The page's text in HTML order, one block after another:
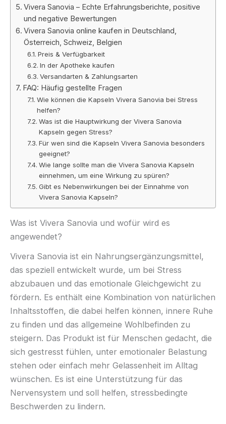
Vivera Sanovia – Echte Erfahrungsberichte, positive
und negative Bewertungen
Vivera Sanovia online kaufen in Deutschland,
Österreich, Schweiz, Belgien
Preis & Verfügbarkeit
In der Apotheke kaufen
Versandarten & Zahlungsarten
FAQ: Häufig gestellte Fragen
Wie können die Kapseln Vivera Sanovia bei Stress
helfen?
Was ist die Hauptwirkung der Vivera Sanovia
Kapseln gegen Stress?
Für wen sind die Kapseln Vivera Sanovia besonders
geeignet?
Wie lange sollte man die Vivera Sanovia Kapseln
einnehmen, um eine Wirkung zu spüren?
Gibt es Nebenwirkungen bei der Einnahme von
Vivera Sanovia Kapseln?
Was ist Vivera Sanovia und wofür wird es
angewendet?
Vivera Sanovia ist ein Nahrungsergänzungsmittel,
das speziell entwickelt wurde, um bei Stress
abzubauen und das emotionale Gleichgewicht zu
fördern. Es enthält eine Kombination von natürlichen
Inhaltsstoffen, die dabei helfen können, innere Ruhe
zu finden und das allgemeine Wohlbefinden zu
steigern. Das Produkt ist für Menschen gedacht, die
sich gestresst fühlen, unter emotionaler Belastung
stehen oder einfach mehr Gelassenheit im Alltag
wünschen. Es ist eine Unterstützung für das
Nervensystem und soll helfen, stressbedingte
Beschwerden zu lindern.